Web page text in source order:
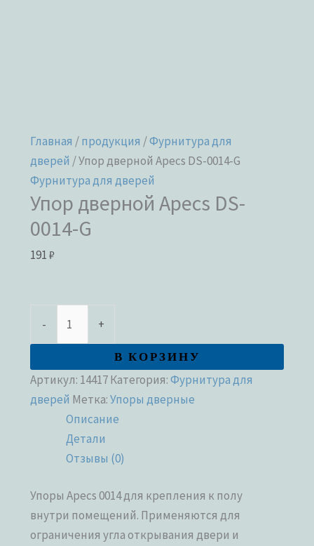
Главная /продукция /Фурнитура для
дверей / Упор дверной Apecs DS-0014-G
Фурнитура для дверей
Упор дверной Apecs DS-
0014-G
191₽
- +
В КОРЗИНУ
Артикул: 14417Категория:Фурнитура для
дверей Метка:Упоры дверные
Описание
Детали
Отзывы (0)
Упоры Apecs 0014 для крепления к полу
внутри помещений. Применяются для
ограничения угла открывания двери и